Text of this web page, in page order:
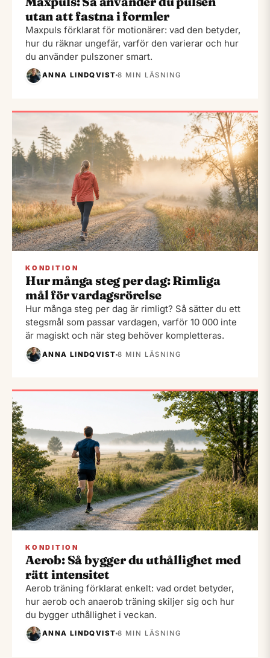
utan att fastna i formler
Maxpuls förklarat för motionärer: vad den betyder,
hur du räknar ungefär, varför den varierar och hur
du använder pulszoner smart.
ANNA LINDQVIST 8 MIN LÄSNING
KONDITION
Hur många steg per dag: Rimliga
mål för vardagsrörelse
Hur många steg per dag är rimligt? Så sätter du ett
stegsmål som passar vardagen, varför 10 000 inte
är magiskt och när steg behöver kompletteras.
ANNA LINDQVIST 8 MIN LÄSNING
KONDITION
Aerob: Så bygger du uthållighet med
rätt intensitet
Aerob träning förklarat enkelt: vad ordet betyder,
hur aerob och anaerob träning skiljer sig och hur
du bygger uthållighet i veckan.
ANNA LINDQVIST 8 MIN LÄSNING